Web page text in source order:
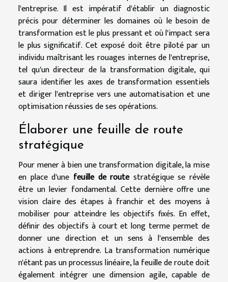
l'entreprise. Il est impératif d'établir un diagnostic
précis pour déterminer les domaines où le besoin de
transformation est le plus pressant et où l'impact sera
le plus significatif. Cet exposé doit être piloté par un
individu maîtrisant les rouages internes de l'entreprise,
tel qu'un directeur de la transformation digitale, qui
saura identifier les axes de transformation essentiels
et diriger l'entreprise vers une automatisation et une
optimisation réussies de ses opérations.
Élaborer une feuille de route
stratégique
Pour mener à bien une transformation digitale, la mise
en place d'une feuille de routestratégique se révèle
être un levier fondamental. Cette dernière offre une
vision claire des étapes à franchir et des moyens à
mobiliser pour atteindre les objectifs fixés. En effet,
définir des objectifs à court et long terme permet de
donner une direction et un sens à l'ensemble des
actions à entreprendre. La transformation numérique
n'étant pas un processus linéaire, la feuille de route doit
également intégrer une dimension agile, capable de